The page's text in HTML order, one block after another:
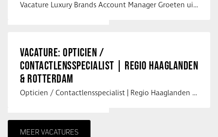
Vacature Luxury Brands Account Manager Groeten uit Spanje! Vanaf mijn …
VACATURE: OPTICIEN /
CONTACTLENSSPECIALIST | REGIO HAAGLANDEN
& ROTTERDAM
Opticien / Contactlensspecialist | Regio Haaglanden & Rotterdam Saludos uit …
MEER VACATURES